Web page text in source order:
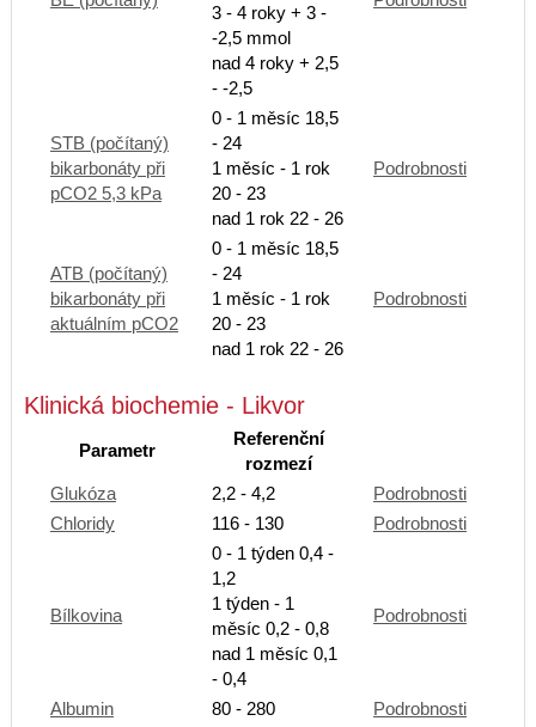
3 - 4 roky + 3 -
-2,5 mmol
nad 4 roky + 2,5
- -2,5
STB (počítaný)
bikarbonáty při
pCO2 5,3 kPa
0 - 1 měsíc 18,5
- 24
1 měsíc - 1 rok
20 - 23
nad 1 rok 22 - 26
Podrobnosti
ATB (počítaný)
bikarbonáty při
aktuálním pCO2
0 - 1 měsíc 18,5
- 24
1 měsíc - 1 rok
20 - 23
nad 1 rok 22 - 26
Podrobnosti
Klinická biochemie - Likvor
Parametr
Referenční
rozmezí
Glukóza
2,2 - 4,2
Podrobnosti
Chloridy
116 - 130 Podrobnosti
Bílkovina
0 - 1 týden 0,4 -
1,2
1 týden - 1
měsíc 0,2 - 0,8
nad 1 měsíc 0,1
- 0,4
Podrobnosti
Albumin 80 - 280
Podrobnosti